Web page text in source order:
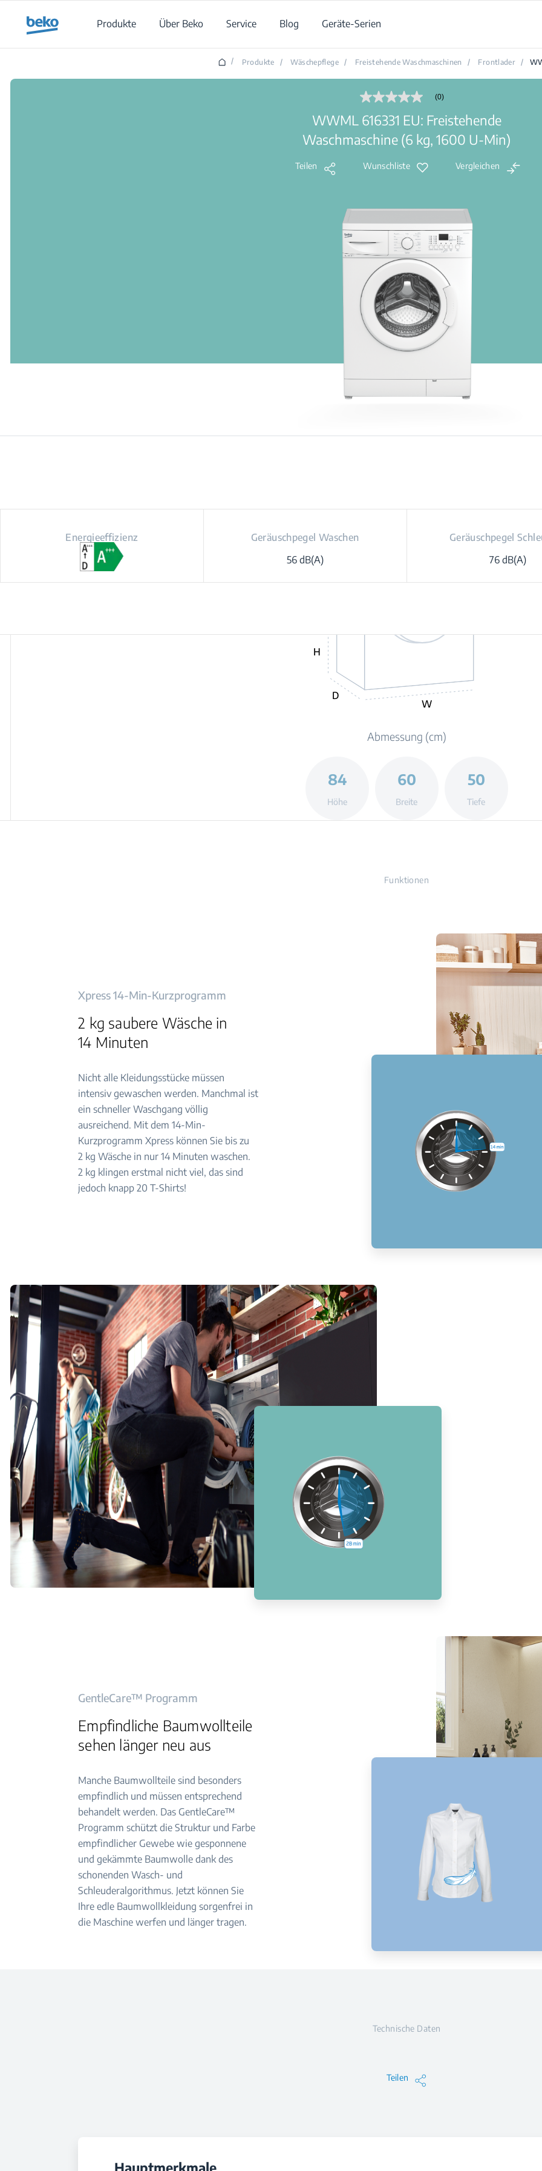
Produkte
Über Beko Service Blog Geräte-Serien
/ Produkte / Wäschepflege / Freistehende Waschmaschinen / Frontlader /
Kein
Link
derselben
(0)
WWML 616331 EU: Freistehende
Waschmaschine (6 kg, 1600 U-Min)
Teilen Wunschliste Vergleichen
Energieeffizienz
Geräuschpegel Waschen
56 dB(A)
Geräuschpegel
76 dB(A)
H
D
W
Abmessung (cm)
84
Höhe
60
Breite
50
Tiefe
Funktionen
Xpress 14-Min-Kurzprogramm
2 kg saubere Wäsche in
14 Minuten
Nicht alle Kleidungsstücke müssen
intensiv gewaschen werden. Manchmal ist
ein schneller Waschgang völlig
ausreichend. Mit dem 14-Min-
Kurzprogramm Xpress können Sie bis zu
2 kg Wäsche in nur 14 Minuten waschen.
2 kg klingen erstmal nicht viel, das sind
jedoch knapp 20 T-Shirts!
GentleCare™ Programm
Empfindliche Baumwollteile
sehen länger neu aus
Manche Baumwollteile sind besonders
empfindlich und müssen entsprechend
behandelt werden. Das GentleCare™
Programm schützt die Struktur und Farbe
empfindlicher Gewebe wie gesponnene
und gekämmte Baumwolle dank des
schonenden Wasch- und
Schleuderalgorithmus. Jetzt können Sie
Ihre edle Baumwollkleidung sorgenfrei in
die Maschine werfen und länger tragen.
Technische Daten
Teilen
Hauptmerkmale